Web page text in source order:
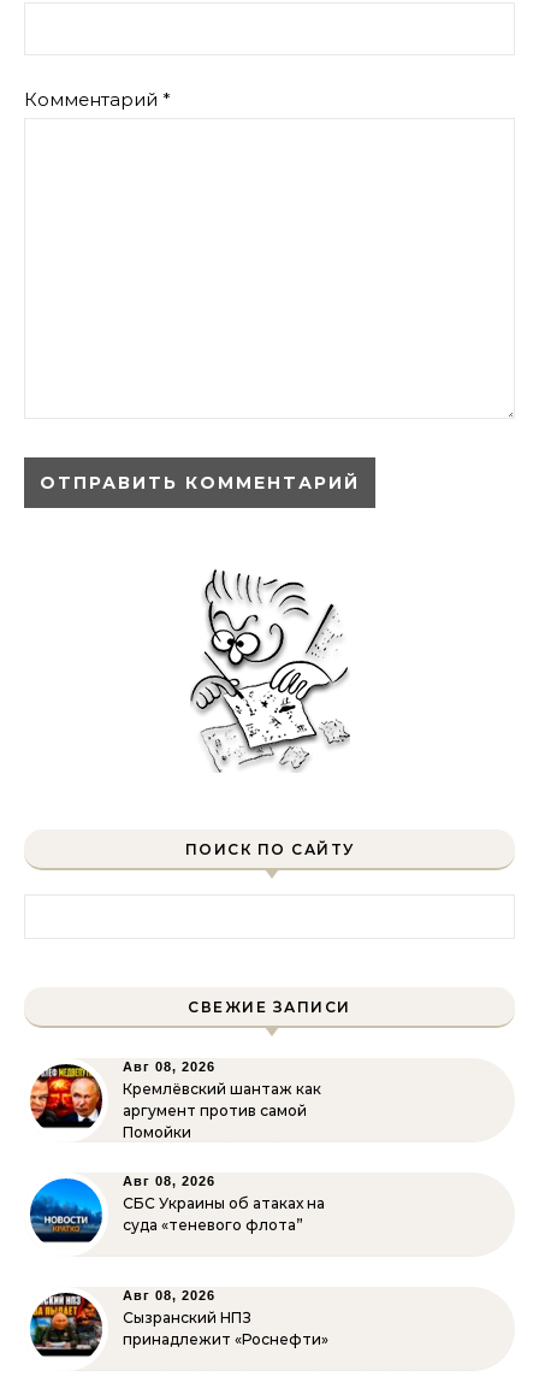
Комментарий *
ПОИСК ПО САЙТУ
СВЕЖИЕ ЗАПИСИ
Авг 08, 2026
Кремлёвский шантаж как
аргумент против самой
Помойки
Авг 08, 2026
СБС Украины об атаках на
суда «теневого флота”
Авг 08, 2026
Сызранский НПЗ
принадлежит «Роснефти»